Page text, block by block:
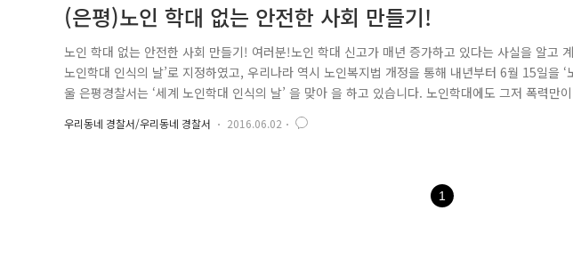
(은평)노인 학대 없는 안전한 사회 만들기!
노인 학대 없는 안전한 사회 만들기! 여러분!노인 학대 신고가 매년 증가하고 있다는 사실을 알고
노인학대 인식의 날’로 지정하였고, 우리나라 역시 노인복지법 개정을 통해 내년부터 6월 15일을
울 은평경찰서는 ‘세계 노인학대 인식의 날’ 을 맞아 을 하고 있습니다. 노인학대에도 그저 폭력만
형도 다양하죠? 이런 상황에서 여러분은 어떻게 해야 할까요? 에 대해 알려드릴게요. 첫째, 누구도
째, 가능한 건강을 유지하도록 최선을 다합니다. 셋째, 자기소유의 재산을 스스로 관리합니다. 넷째
우리동네 경찰서/우리동네 경찰서 2016.06.02
1